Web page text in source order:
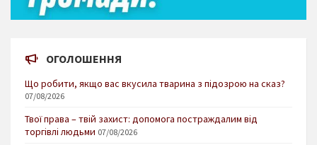
ОГОЛОШЕННЯ
Що робити, якщо вас вкусила тварина з підозрою на сказ?
07/08/2026
Твої права – твій захист: допомога постраждалим від
торгівлі людьми 07/08/2026